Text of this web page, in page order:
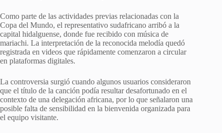
Como parte de las actividades previas relacionadas con la
Copa del Mundo, el representativo sudafricano arribó a la
capital hidalguense, donde fue recibido con música de
mariachi. La interpretación de la reconocida melodía quedó
registrada en videos que rápidamente comenzaron a circular
en plataformas digitales.
La controversia surgió cuando algunos usuarios consideraron
que el título de la canción podía resultar desafortunado en el
contexto de una delegación africana, por lo que señalaron una
posible falta de sensibilidad en la bienvenida organizada para
el equipo visitante.